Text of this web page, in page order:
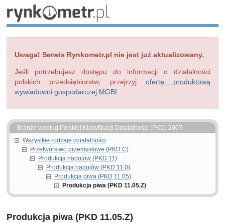
Uwaga! Serwis Rynkometr.pl nie jest już aktualizowany.
Jeśli potrzebujesz dostępu do informacji o działalności
polskich przedsiębiorstw, przejrzyj ofertę produktową
wywiadowni gospodarczej MGBI
Branże według Polskiej Klasyfikacji Działalności (PKD) 2007:
Wszystkie rodzaje działalności
Przetwórstwo przemysłowe (PKD C)
Produkcja napojów (PKD 11)
Produkcja napojów (PKD 11.0)
Produkcja piwa (PKD 11.05)
Produkcja piwa (PKD 11.05.Z)
Produkcja piwa (PKD 11.05.Z)